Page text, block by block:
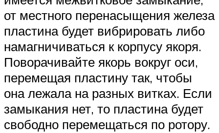
от местного перенасыщения железа
пластина будет вибрировать либо
намагничиваться к корпусу якоря.
Поворачивайте якорь вокруг оси,
перемещая пластину так, чтобы
она лежала на разных витках. Если
замыкания нет, то пластина будет
свободно перемещаться по ротору.